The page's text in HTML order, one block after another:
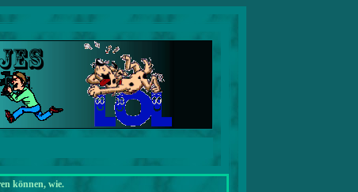
können, wie.